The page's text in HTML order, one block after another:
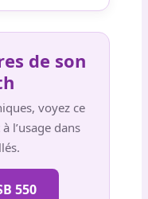
de son
voyez ce
l’usage dans
550